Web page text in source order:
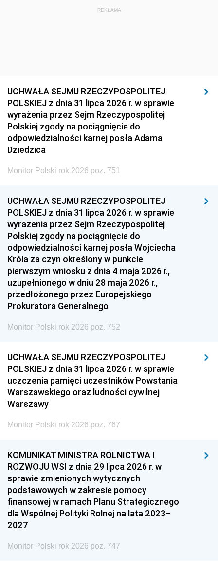
REKLAMA
UCHWAŁA SEJMU RZECZYPOSPOLITEJ
POLSKIEJ z dnia 31 lipca 2026 r. w sprawie
wyrażenia przez Sejm Rzeczypospolitej
Polskiej zgody na pociągnięcie do
odpowiedzialności karnej posła Adama
Dziedzica
Monitor Polski rok 2026 poz. 751
UCHWAŁA SEJMU RZECZYPOSPOLITEJ
POLSKIEJ z dnia 31 lipca 2026 r. w sprawie
wyrażenia przez Sejm Rzeczypospolitej
Polskiej zgody na pociągnięcie do
odpowiedzialności karnej posła Wojciecha
Króla za czyn określony w punkcie
pierwszym wniosku z dnia 4 maja 2026 r.,
uzupełnionego w dniu 28 maja 2026 r.,
przedłożonego przez Europejskiego
Prokuratora Generalnego
Monitor Polski rok 2026 poz. 752
UCHWAŁA SEJMU RZECZYPOSPOLITEJ
POLSKIEJ z dnia 31 lipca 2026 r. w sprawie
uczczenia pamięci uczestników Powstania
Warszawskiego oraz ludności cywilnej
Warszawy
Monitor Polski rok 2026 poz. 767
KOMUNIKAT MINISTRA ROLNICTWA I
ROZWOJU WSI z dnia 29 lipca 2026 r. w
sprawie zmienionych wytycznych
podstawowych w zakresie pomocy
finansowej w ramach Planu Strategicznego
dla Wspólnej Polityki Rolnej na lata 2023–
2027
Monitor Polski rok 2026 poz. 747